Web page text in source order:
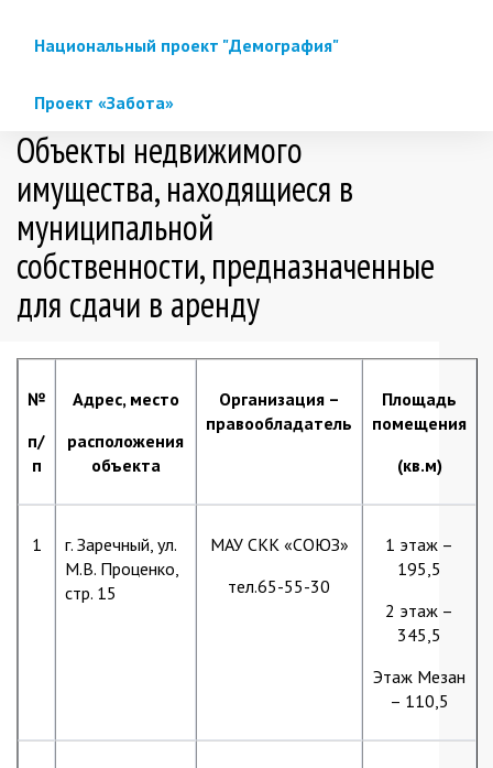
Национальный проект "Демография"
Проект «Забота»
Объекты недвижимого
имущества, находящиеся в
муниципальной
собственности, предназначенные
для сдачи в аренду
№
п/
п
Адрес, место
расположения
объекта
Организация –
правообладатель
Площадь
помещения
(кв.м)
1
г. Заречный, ул.
М.В. Проценко,
стр. 15
МАУ СКК «СОЮЗ»
тел.65-55-30
1 этаж –
195,5
2 этаж –
345,5
Этаж Мезан
– 110,5